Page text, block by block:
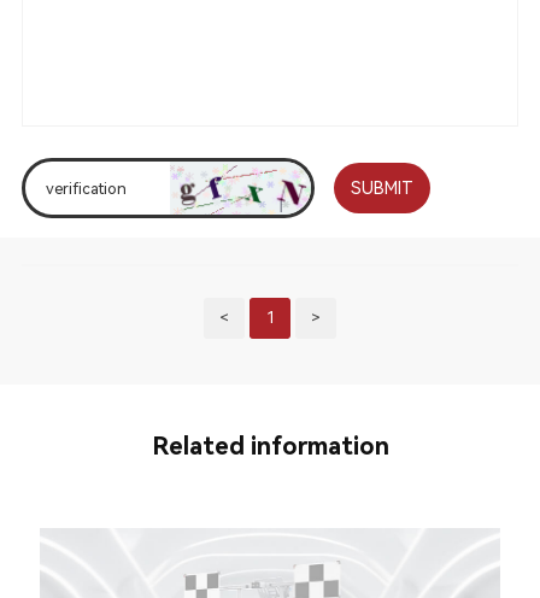
SUBMIT
< 1 >
Related information